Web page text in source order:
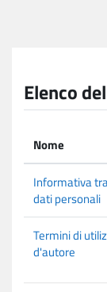
Elenco
Nome
Informativa
dati personali
Termini di
d'autore